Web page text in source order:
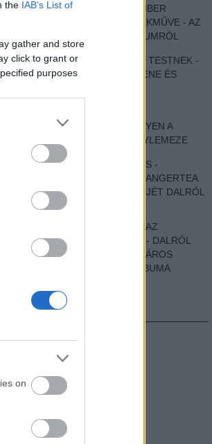
the IAB’s List of
gather and store
click to grant or
purposes
on
EGY DÜHÖS VÉNEMBER
UNIVERZÁLIS REMEKMŰVE - AZ
ÚJ BOB DYLAN-ALBUMRÓL
ZENE LÉLEKNEK ÉS TESTNEK -
AUTENTIKUS NÉPZENE ÉS
SZOMORKODÁS - ILYEN A
KATATONIA ÚJ NAGYLEMEZE
CROCODILE NERVES -
HALLGASD MEG AZ ANGERTEA
MA MEGJELENT EP-JÉT DALRÓL
DALRA!
A FELELŐSSÉGTŐL AZ
ELLOPOTT FÖLDIG - DALRÓL
DALRA A KÉPZELT VÁROS
SAMIZDAT CÍMŰ ALBUMA
HIRDETÉS